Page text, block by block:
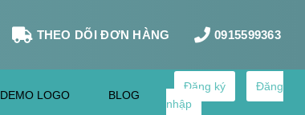
THEO DÕI ĐƠN HÀNG 0915599363
DEMO LOGO BLOG
Đăng ký
Đăng
nhập